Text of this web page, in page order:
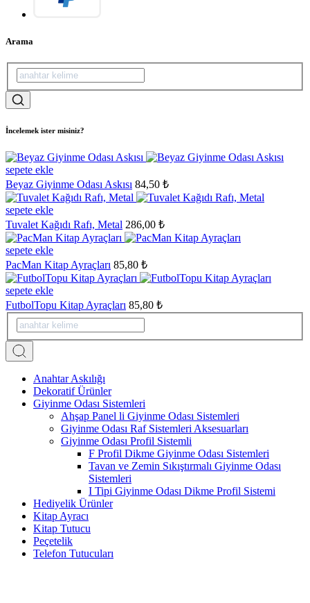
Arama
İncelemek ister misiniz?
sepete ekle
Beyaz Giyinme Odası Askısı 84,50 ₺
sepete ekle
Tuvalet Kağıdı Rafı, Metal 286,00 ₺
sepete ekle
PacMan Kitap Ayraçları 85,80 ₺
sepete ekle
FutbolTopu Kitap Ayraçları 85,80 ₺
Anahtar Askılığı
Dekoratif Ürünler
Giyinme Odası Sistemleri
Ahşap Panel li Giyinme Odası Sistemleri
Giyinme Odası Raf Sistemleri Aksesuarları
Giyinme Odası Profil Sistemli
F Profil Dikme Giyinme Odası Sistemleri
Tavan ve Zemin Sıkıştırmalı Giyinme Odası
Sistemleri
I Tipi Giyinme Odası Dikme Profil Sistemi
Hediyelik Ürünler
Kitap Ayracı
Kitap Tutucu
Peçetelik
Telefon Tutucuları